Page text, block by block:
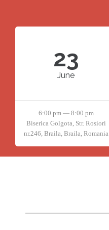
23
June
6:00 pm — 8:00 pm
Biserica Golgota, Str. Rosiori
nr.246, Braila, Braila, Romania